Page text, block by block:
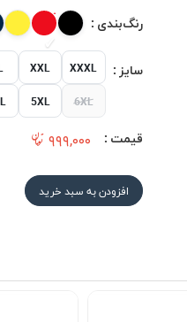
رنگ‌بندی :
سایز : XXL XXXL
5XL 6XL
قیمت : ۹۹۹,۰۰۰
افزودن به سبد خرید